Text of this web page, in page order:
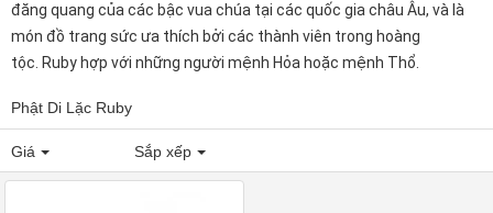
đăng quang của các bậc vua chúa tại các quốc gia châu Âu, và là
món đồ trang sức ưa thích bởi các thành viên trong hoàng
tộc. Ruby hợp với những người mệnh Hỏa hoặc mệnh Thổ.
Phật Di Lặc Ruby
Giá Sắp xếp